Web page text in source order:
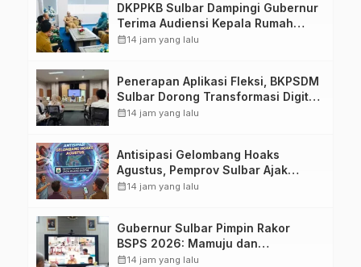
DKPPKB Sulbar Dampingi Gubernur
Terima Audiensi Kepala Rumah
Sakit TK. III Punggawa Malolo
calendar_month14 jam yang lalu
Penerapan Aplikasi Fleksi, BKPSDM
Sulbar Dorong Transformasi Digital
Sistem Kehadiran ASN
calendar_month14 jam yang lalu
Antisipasi Gelombang Hoaks
Agustus, Pemprov Sulbar Ajak
Warga Jaga Ruang Digital
calendar_month14 jam yang lalu
Gubernur Sulbar Pimpin Rakor
BSPS 2026: Mamuju dan
Pasangkayu Masih Nol Realisasi
calendar_month14 jam yang lalu